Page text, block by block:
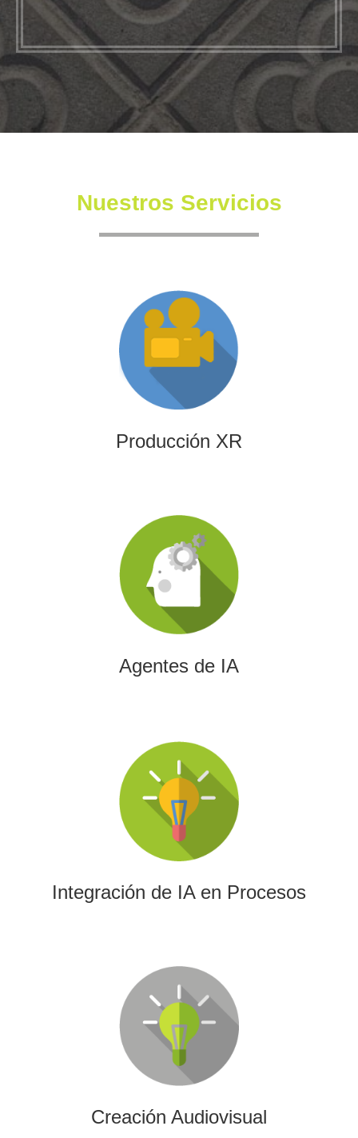
Nuestros Servicios
Producción XR
Producción XR
Somos una productora independiente con un equipo
altamente experimentado también en la creación de
producciones inmersivas y de XR.
Agentes de IA
Agentes de IA
Diseñamos agentes de inteligencia artificial capaces de
automatizar procesos, optimizar decisiones y transformar
la eficiencia empresarial.
Integración de IA en Procesos
Integración de IA en Procesos
La IA permitirá a su empresa aprovechar el poder de los
algoritmos y las herramientas más avanzadas para el
análisis de datos y la creación de contenidos.
Creación Audiovisual
Creación Audiovisual
Ofrecemos soluciones creativas, de producción y edición
para cualquier tipo de contenido audiovisual: vídeos
promocionales, spots o cobertura audiovisual de eventos.